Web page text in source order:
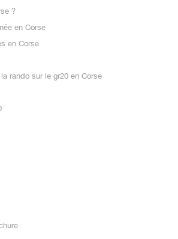
?
en Corse
en Corse
rando sur le gr20 en Corse